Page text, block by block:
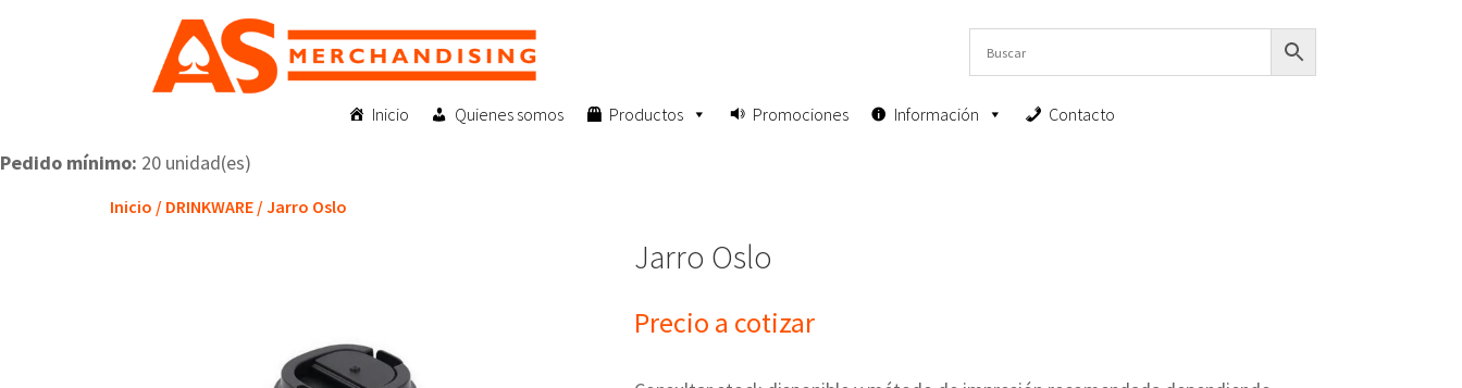
Inicio Quienes somos Productos Promociones Información Contacto
Pedido mínimo: 20 unidad(es)
Inicio / DRINKWARE/ Jarro Oslo
Jarro Oslo
Precio a cotizar